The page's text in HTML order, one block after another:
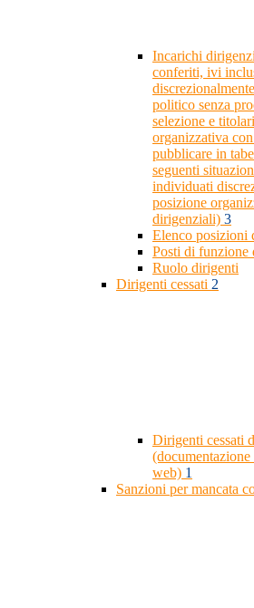
Incarichi
conferiti, ivi
politico senza
selezione e
organizzativa
pubblicare in
seguenti
individuati
posizione
dirigenziali) 3
Elenco posizioni
Posti di funzione
Ruolo dirigenti
Dirigenti cessati 2
Dirigenti cessati
web) 1
Sanzioni per mancata